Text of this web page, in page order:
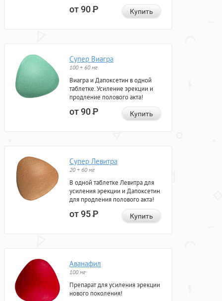
от 90Р Купить
Супер Виагра
100 + 60 мг
Виагра и Дапоксетин в одной
таблетке. Усиление эрекции и
продление полового акта!
от 90Р Купить
Супер Левитра
20 + 60 мг
В одной таблетке Левитра для
усиления эрекции и Дапоксетин
для продления полового акта!
от 95Р Купить
Аванафил
100 мг
Препарат для усиления эрекции
нового поколения!